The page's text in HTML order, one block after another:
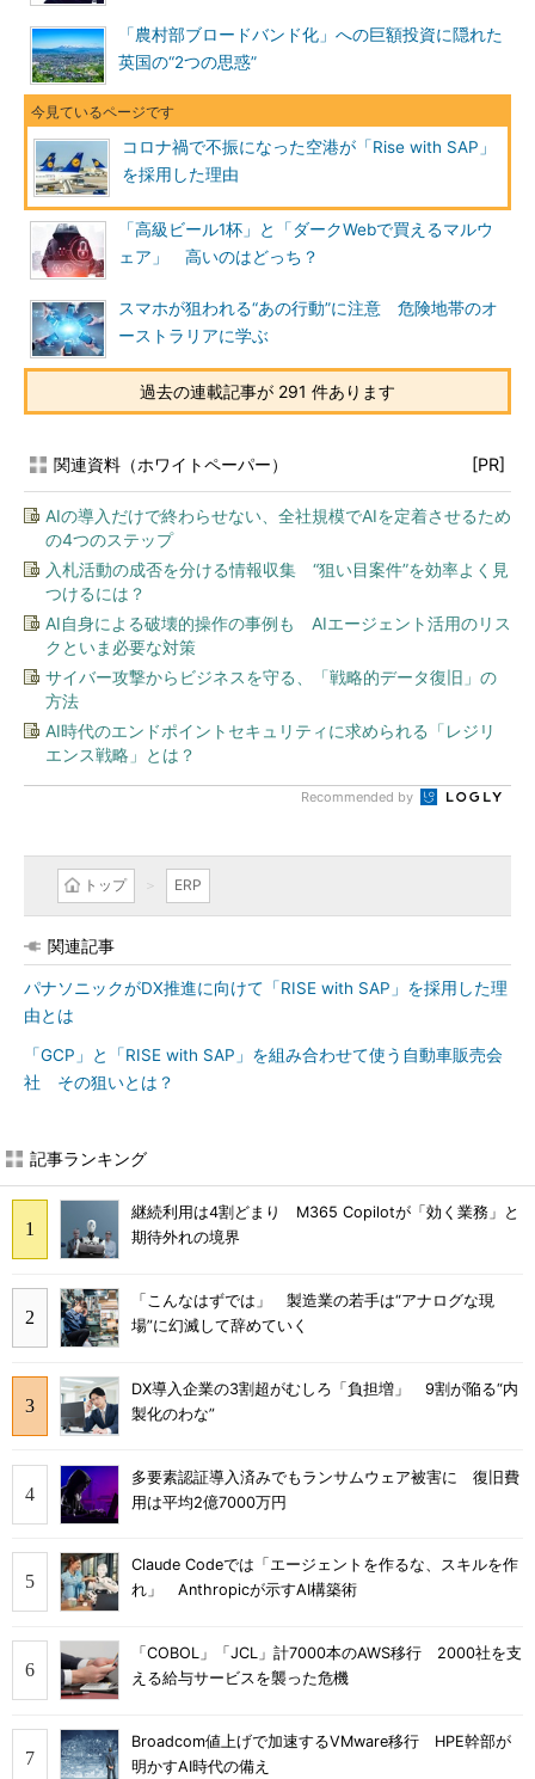
「農村部ブロードバンド化」への巨額投資に隠れた
英国の“2つの思惑”
コロナ禍で不振になった空港が「Rise with SAP」
を採用した理由
「高級ビール1杯」と「ダークWebで買えるマルウ
ェア」 高いのはどっち？
スマホが狙われる“あの行動”に注意 危険地帯のオ
ーストラリアに学ぶ
過去の連載記事が 291 件あります
関連資料（ホワイトペーパー） [PR]
AIの導入だけで終わらせない、全社規模でAIを定着させるため
の4つのステップ
入札活動の成否を分ける情報収集 “狙い目案件”を効率よく見
つけるには？
AI自身による破壊的操作の事例も AIエージェント活用のリス
クといま必要な対策
サイバー攻撃からビジネスを守る、「戦略的データ復旧」の
方法
AI時代のエンドポイントセキュリティに求められる「レジリ
エンス戦略」とは？
Recommended by
トップ ERP
関連記事
パナソニックがDX推進に向けて「RISE with SAP」を採用した理
由とは
「GCP」と「RISE with SAP」を組み合わせて使う自動車販売会
社 その狙いとは？
記事ランキング
継続利用は4割どまり M365 Copilotが「効く業務」と
期待外れの境界
「こんなはずでは」 製造業の若手は“アナログな現
場”に幻滅して辞めていく
DX導入企業の3割超がむしろ「負担増」 9割が陥る“内
製化のわな”
多要素認証導入済みでもランサムウェア被害に 復旧費
用は平均2億7000万円
Claude Codeでは「エージェントを作るな、スキルを作
れ」 Anthropicが示すAI構築術
「COBOL」「JCL」計7000本のAWS移行 2000社を支
える給与サービスを襲った危機
Broadcom値上げで加速するVMware移行 HPE幹部が
明かすAI時代の備え